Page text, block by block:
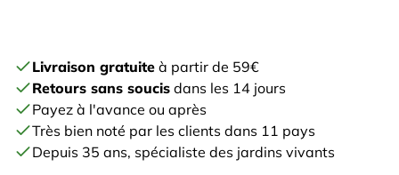
Livraison gratuite à partir de 59€
Retours sans soucis dans les 14 jours
Payez à l'avance ou après
Très bien noté par les clients dans 11 pays
Depuis 35 ans, spécialiste des jardins vivants